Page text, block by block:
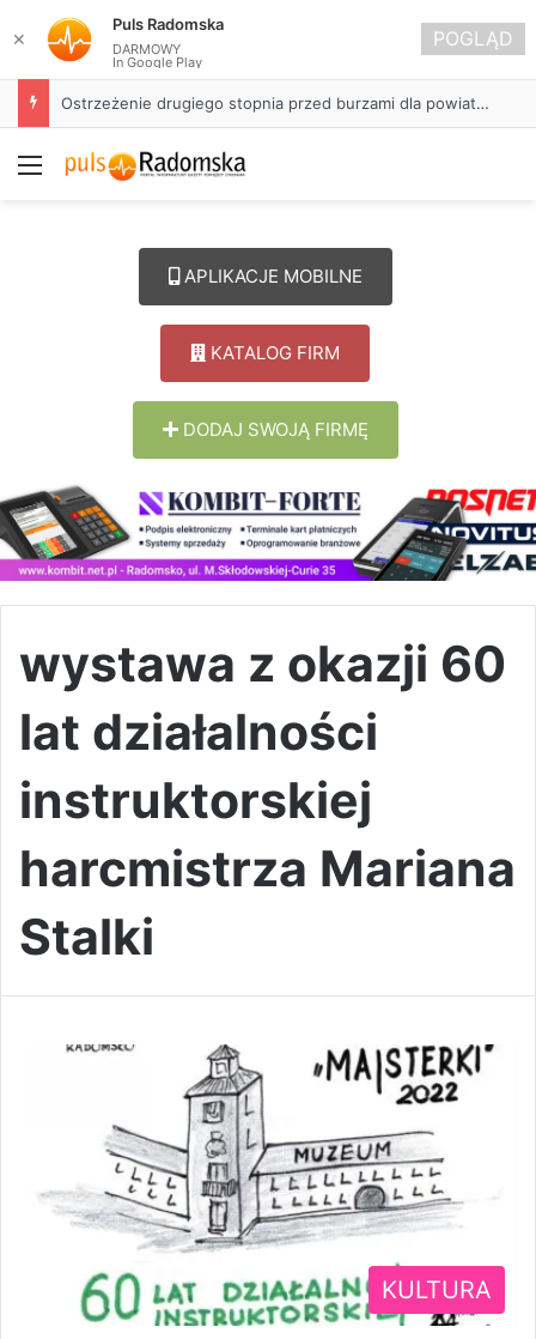
Ostrzeżenie drugiego stopnia przed burzami dla powiatu radomszczańskiego
Menu
APLIKACJE MOBILNE
KATALOG FIRM
DODAJ SWOJĄ FIRMĘ
wystawa z okazji 60
lat działalności
instruktorskiej
harcmistrza Mariana
Stalki
KULTURA
✕
Puls Radomska
DARMOWY
In Google Play
POGLĄD